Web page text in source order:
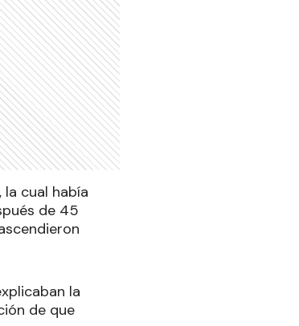
cual había
de 45
la
de que